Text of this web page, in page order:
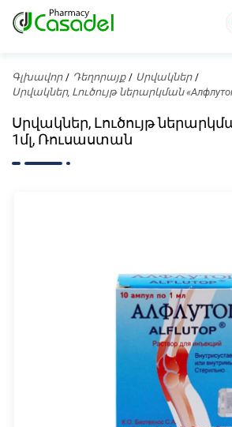
Գլխավոր Դեղորայք
Սրվակներ
Սրվակներ, Լուծույթ ներարկման
Սրվակներ, Լուծույթ
1մլ, Ռուսաստան